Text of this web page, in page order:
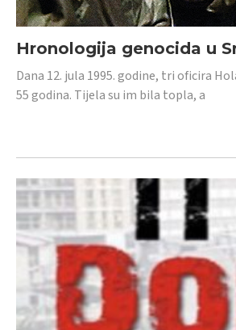
Hronologija genocida u
Dana 12. jula 1995. godine, tri oficira
55 godina. Tijela su im bila topla, a